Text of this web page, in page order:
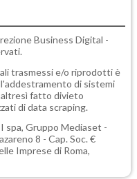
Business Digital -
trasmessi e/o riprodotti è
di sistemi
altresì fatto divieto
di data scraping.
spa, Gruppo Mediaset -
8 - Cap. Soc. €
Imprese di Roma,